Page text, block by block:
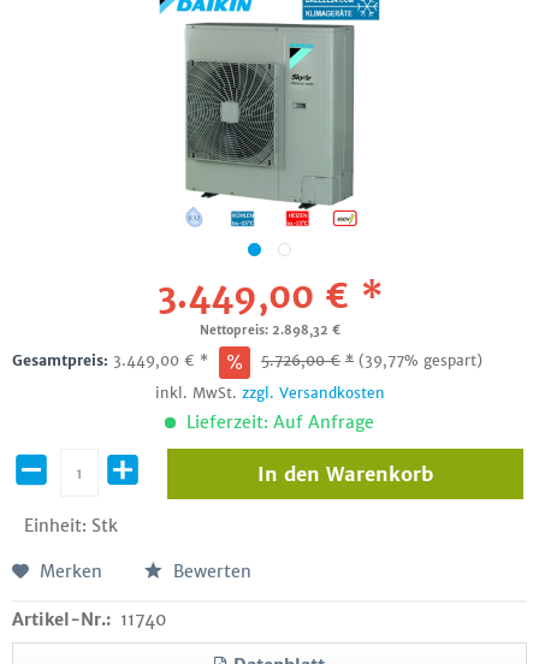
3.449,00 € *
Nettopreis: 2.898,32 €
Gesamtpreis: 3.449,00 € * 5.726,00€ * (39,77% gespart)
inkl. MwSt. zzgl. Versandkosten
Lieferzeit: Auf Anfrage
Einheit: Stk
In den Warenkorb
Merken Bewerten
Artikel-Nr.: 11740